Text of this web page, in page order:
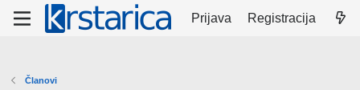
Prijava Registracija
Članovi